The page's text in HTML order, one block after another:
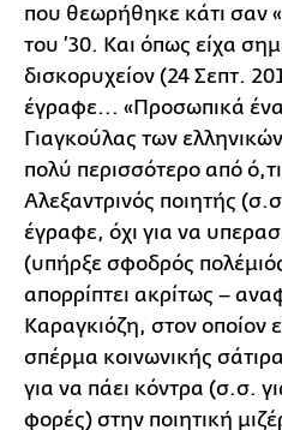
που θεωρήθηκε κάτι σαν
του ’30. Και όπως είχα
δισκορυχείον (24 Σεπτ.
έγραφε... «Προσωπικά
Γιαγκούλας των
πολύ περισσότερο από
Αλεξαντρινός ποιητής
έγραφε, όχι για να
(υπήρξε σφοδρός
απορρίπτει ακρίτως –
Καραγκιόζη, στον οποίον
σπέρμα κοινωνικής
για να πάει κόντρα (σ.σ.
φορές) στην ποιητική